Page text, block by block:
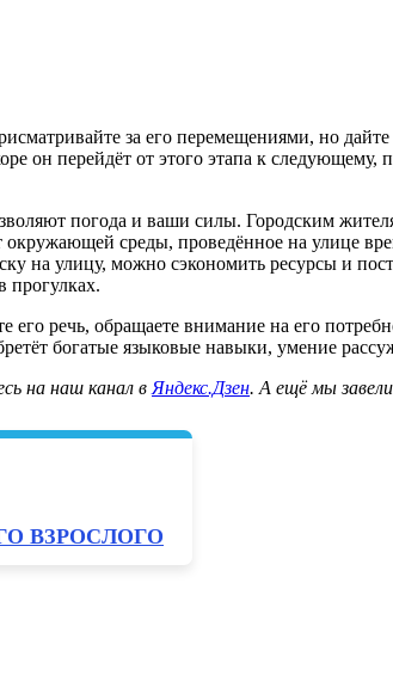
за его перемещениями, но
он перейдёт от этого этапа к
погода и ваши силы. Городским
среды, проведённое на улице
на улицу, можно сэкономить ресурсы и
прогулках.
его речь, обращаете внимание на его
богатые языковые навыки, умение
на наш канал в Яндекс.Дзен. А ещё мы
ВЗРОСЛОГО